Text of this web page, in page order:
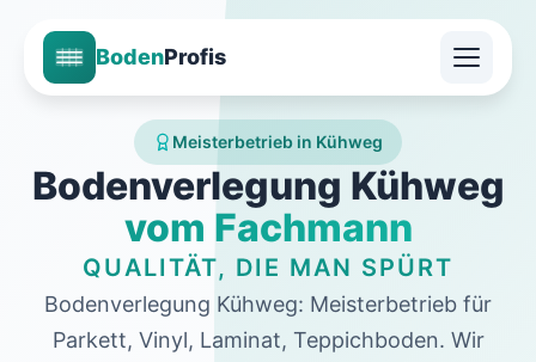
BodenProfis
Meisterbetrieb in Kühweg
Bodenverlegung Kühweg
vom Fachmann
QUALITÄT, DIE MAN SPÜRT
Bodenverlegung Kühweg: Meisterbetrieb für
Parkett, Vinyl, Laminat, Teppichboden. Wir